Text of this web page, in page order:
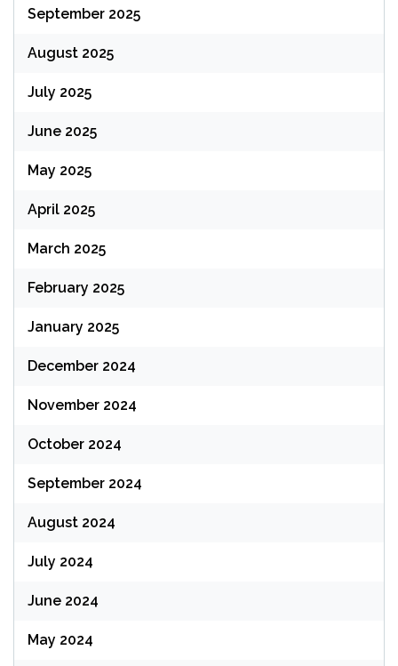
September 2025
August 2025
July 2025
June 2025
May 2025
April 2025
March 2025
February 2025
January 2025
December 2024
November 2024
October 2024
September 2024
August 2024
July 2024
June 2024
May 2024